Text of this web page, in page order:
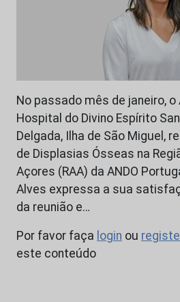
No passado mês de janeiro,
Hospital do Divino Espírito
Delgada, Ilha de São Miguel,
de Displasias Ósseas na
Açores (RAA) da ANDO
Alves expressa a sua
da reunião e…
Por favor faça login ou
este conteúdo